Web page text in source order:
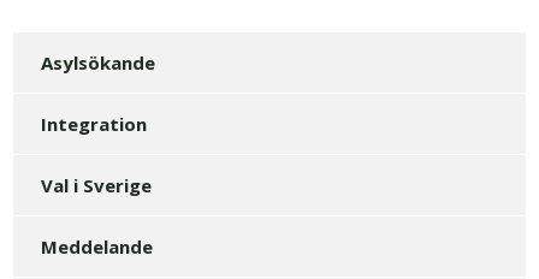
Asylsökande
Integration
Val i Sverige
Meddelande